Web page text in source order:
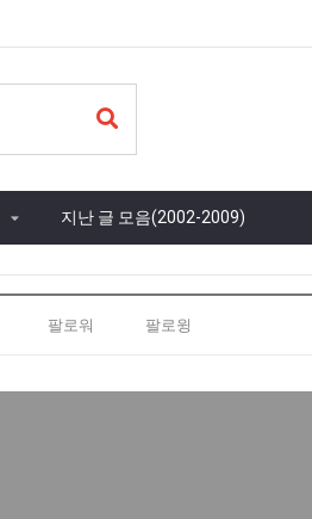
지난 글 모음(2002-2009)
팔로워 팔로윙